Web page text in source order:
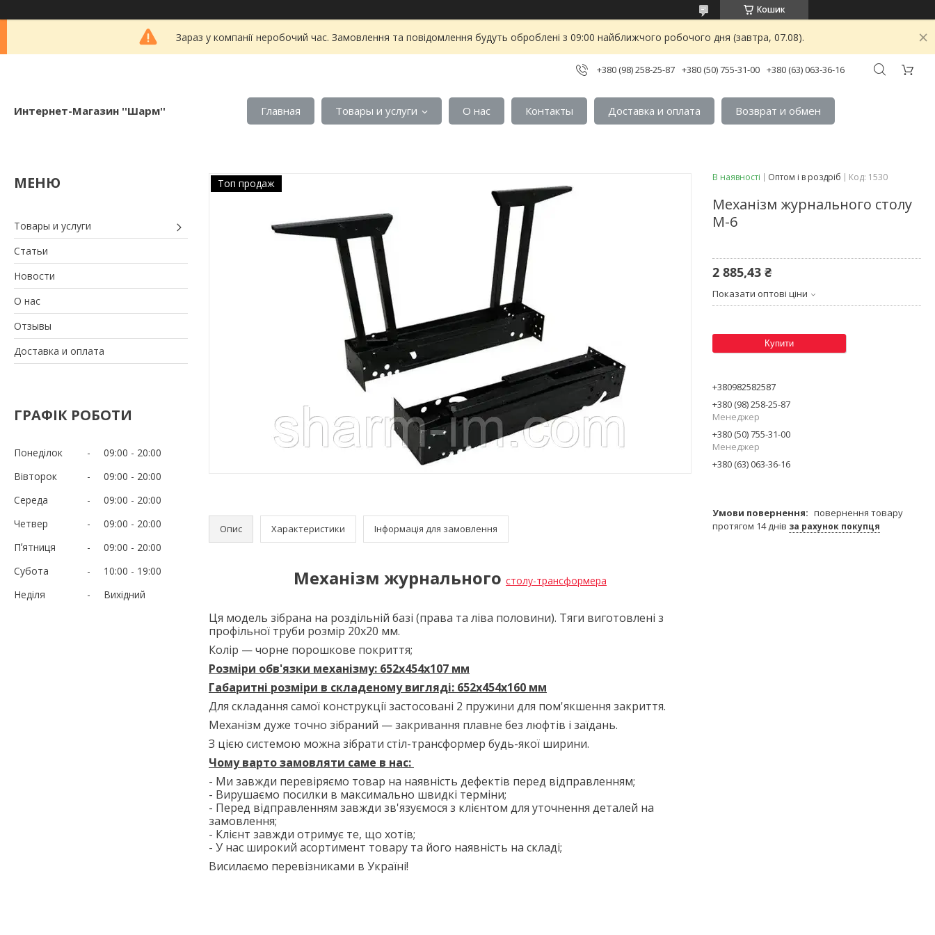
Кошик
Зараз у компанії неробочий час. Замовлення та повідомлення будуть оброблені з 09:00 найближчого робочого дня (завтра, 07.08).
+380 (98) 258-25-87 +380 (50) 755-31-00 +380 (63) 063-36-16
Интернет-Магазин ''Шарм'' Главная Товары и услуги О нас Контакты Доставка и оплата Возврат и обмен
Товары и услуги
Статьи
Новости
О нас
Отзывы
Доставка и оплата
ГРАФІК РОБОТИ
Понеділок 09:00
20:00
Вівторок
09:00
20:00
Середа
09:00
20:00
Четвер
09:00
20:00
Пʼятниця
09:00
20:00
Субота
10:00
19:00
Неділя
Вихідний
Топ продаж
Опис Характеристики Інформація для замовлення
Механізм журнального столу-трансформера
Ця модель зібрана на роздільній базі (права та ліва половини). Тяги виготовлені з
профільної труби розмір 20х20 мм.
Колір — чорне порошкове покриття;
Розміри обв'язки механізму: 652х454х107 мм
Габаритні розміри в складеному вигляді: 652х454х160 мм
Для складання самої конструкції застосовані 2 пружини для пом'якшення закриття.
Механізм дуже точно зібраний — закривання плавне без люфтів і заїдань.
З цією системою можна зібрати стіл-трансформер будь-якої ширини.
Чому варто замовляти саме в нас:
- Ми завжди перевіряємо товар на наявність дефектів перед відправленням;
- Вирушаємо посилки в максимально швидкі терміни;
- Перед відправленням завжди зв'язуємося з клієнтом для уточнення деталей на
замовлення;
- Клієнт завжди отримує те, що хотів;
- У нас широкий асортимент товару та його наявність на складі;
Висилаємо перевізниками в Україні!
В наявності Оптом і в роздріб Код: 1530
Механізм журнального столу
М-6
2 885,43 ₴
Показати оптові ціни
Купити
+380982582587
+380 (98) 258-25-87
Менеджер
+380 (50) 755-31-00
Менеджер
+380 (63) 063-36-16
повернення товару
протягом 14 днів за рахунок покупця